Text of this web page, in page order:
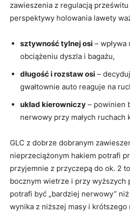
zawieszenia z regulacją
perspektywy holowania lawety
sztywność tylnej osi – wpływa
obciążeniu dyszla i bagażu,
długość i rozstaw osi –
gwałtownie auto reaguje na
układ kierowniczy – powinien
nerwowy przy małych ruchach
GLC z dobrze dobranym
nieprzeciążonym hakiem potrafi
przyjemnie z przyczepą do ok. 2
bocznym wietrze i przy wyższych
potrafi być „bardziej nerwowy” niż
wynika z niższej masy i krótszego